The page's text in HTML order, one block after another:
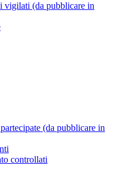
vigilati (da pubblicare in
(da pubblicare in
controllati